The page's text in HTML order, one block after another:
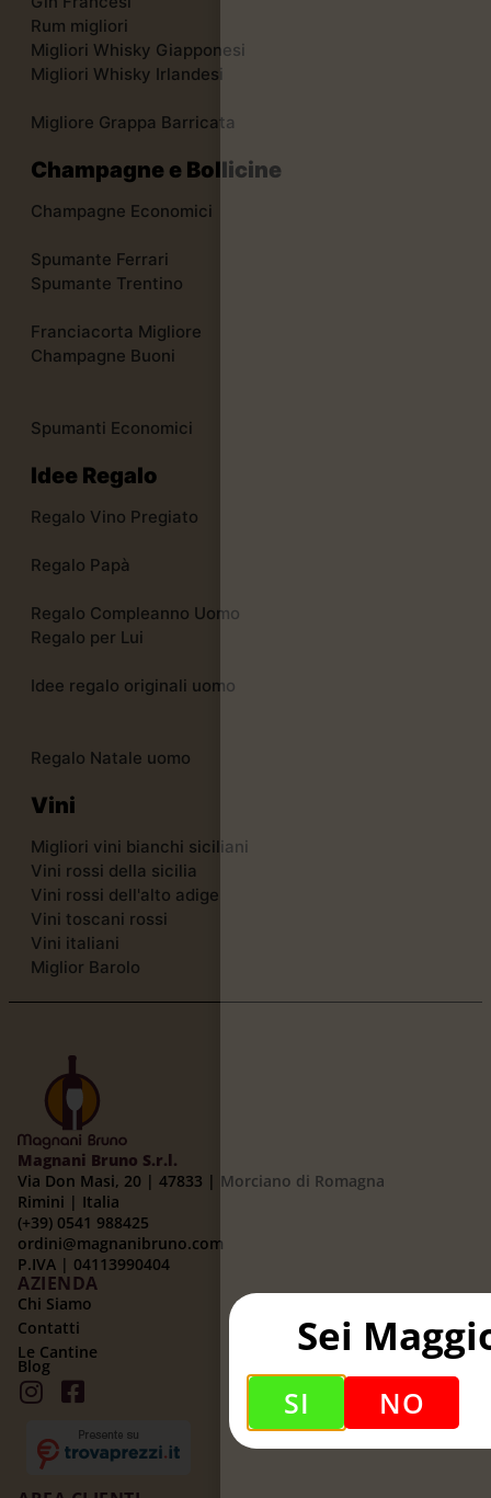
Rum migliori
Migliori Whisky Giapponesi
Migliori Whisky Irlandesi
Migliore Grappa Barricata
Champagne e Bollicine
Champagne Economici
Spumante Ferrari
Spumante Trentino
Franciacorta Migliore
Champagne Buoni
Spumanti Economici
Idee Regalo
Regalo Vino Pregiato
Regalo Papà
Regalo Compleanno Uomo
Regalo per Lui
Idee regalo originali uomo
Regalo Natale uomo
Vini
Migliori vini bianchi siciliani
Vini rossi della sicilia
Vini rossi dell'alto adige
Vini toscani rossi
Vini italiani
Miglior Barolo
Magnani Bruno S.r.l.
Via Don Masi, 20 | 47833 | Morciano di Romagna
Rimini | Italia
(+39) 0541 988425
ordini@magnanibruno.com
P.IVA | 04113990404
AZIENDA
Chi Siamo
Contatti
Le Cantine
Blog
Sei
SI NO